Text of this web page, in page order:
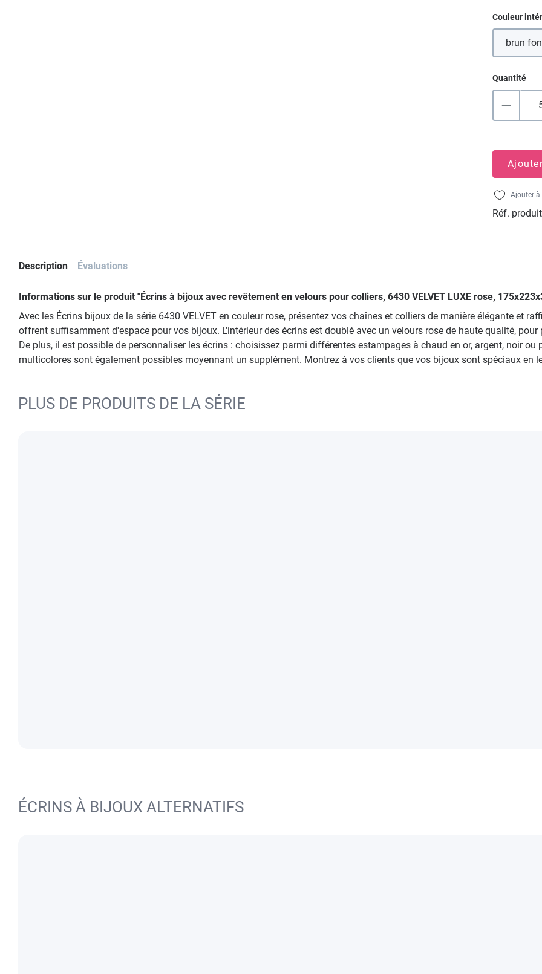
Couleur
brun
Quantité
Ajouter à
Réf.
Description Évaluations
Informations sur le produit "Écrins à bijoux avec revêtement en velours pour colliers, 6430 VELVET LUXE rose,
Avec les Écrins bijoux de la série 6430 VELVET en couleur rose, présentez vos chaînes et colliers de manière élégante et
offrent suffisamment d'espace pour vos bijoux. L'intérieur des écrins est doublé avec un velours rose de haute qualité,
De plus, il est possible de personnaliser les écrins : choisissez parmi différentes estampages à chaud en or, argent, noir
multicolores sont également possibles moyennant un supplément. Montrez à vos clients que vos bijoux sont spéciaux en
PLUS DE PRODUITS DE LA SÉRIE
ÉCRINS À BIJOUX ALTERNATIFS